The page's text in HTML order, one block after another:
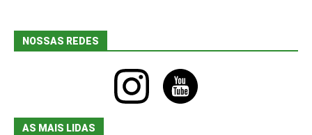
NOSSAS REDES
instagram youtube
AS MAIS LIDAS